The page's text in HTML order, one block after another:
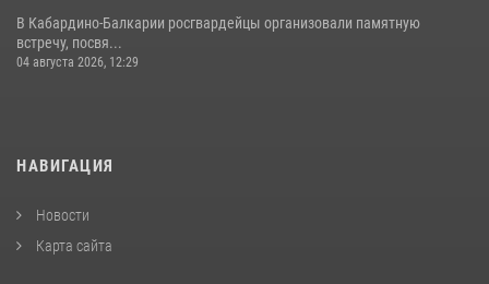
В Кабардино-Балкарии росгвардейцы организовали памятную
встречу, посвя...
04 августа 2026, 12:29
НАВИГАЦИЯ
Новости
Карта сайта